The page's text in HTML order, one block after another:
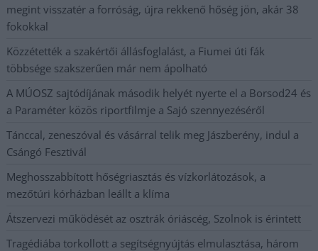
megint visszatér a forróság, újra rekkenő hőség jön, akár 38
fokokkal
Közzétették a szakértői állásfoglalást, a Fiumei úti fák
többsége szakszerűen már nem ápolható
A MÚOSZ sajtódíjának második helyét nyerte el a Borsod24 és
a Paraméter közös riportfilmje a Sajó szennyezéséről
Tánccal, zeneszóval és vásárral telik meg Jászberény, indul a
Csángó Fesztivál
Meghosszabbított hőségriasztás és vízkorlátozások, a
mezőtúri kórházban leállt a klíma
Átszervezi működését az osztrák óriáscég, Szolnok is érintett
Tragédiába torkollott a segítségnyújtás elmulasztása, három